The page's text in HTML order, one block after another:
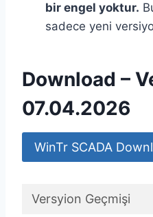
bir engel yoktur.
sadece yeni
Download –
07.04.2026
WinTr SCADA
Versyion Geçmişi